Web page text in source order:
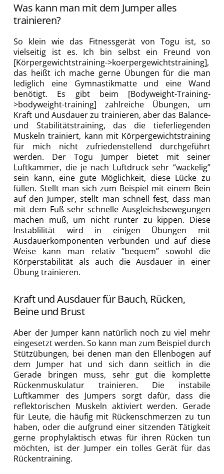
Was kann man mit dem Jumper alles
trainieren?
So klein wie das Fitnessgerät von Togu ist, so
vielseitig ist es. Ich bin selbst ein Freund von
[Körpergewichtstraining->koerpergewichtstraining],
das heißt ich mache gerne Übungen für die man
lediglich eine Gymnastikmatte und eine Wand
benötigt. Es gibt beim [Bodyweight-Training-
>bodyweight-training] zahlreiche Übungen, um
Kraft und Ausdauer zu trainieren, aber das Balance-
und Stabilitätstraining, das die tieferliegenden
Muskeln trainiert, kann mit Körpergewichtstraining
für mich nicht zufriedenstellend durchgeführt
werden. Der Togu Jumper bietet mit seiner
Luftkammer, die je nach Luftdruck sehr “wackelig”
sein kann, eine gute Möglichkeit, diese Lücke zu
füllen. Stellt man sich zum Beispiel mit einem Bein
auf den Jumper, stellt man schnell fest, dass man
mit dem Fuß sehr schnelle Ausgleichsbewegungen
machen muß, um nicht runter zu kippen. Diese
Instablilität wird in einigen Übungen mit
Ausdauerkomponenten verbunden und auf diese
Weise kann man relativ “bequem” sowohl die
Körperstabilität als auch die Ausdauer in einer
Übung trainieren.
Kraft und Ausdauer für Bauch, Rücken,
Beine und Brust
Aber der Jumper kann natürlich noch zu viel mehr
eingesetzt werden. So kann man zum Beispiel durch
Stützübungen, bei denen man den Ellenbogen auf
dem Jumper hat und sich dann seitlich in die
Gerade bringen muss, sehr gut die komplette
Rückenmuskulatur trainieren. Die instabile
Luftkammer des Jumpers sorgt dafür, dass die
reflektorischen Muskeln aktiviert werden. Gerade
für Leute, die häufig mit Rückenschmerzen zu tun
haben, oder die aufgrund einer sitzenden Tätigkeit
gerne prophylaktisch etwas für ihren Rücken tun
möchten, ist der Jumper ein tolles Gerät für das
Rückentraining.